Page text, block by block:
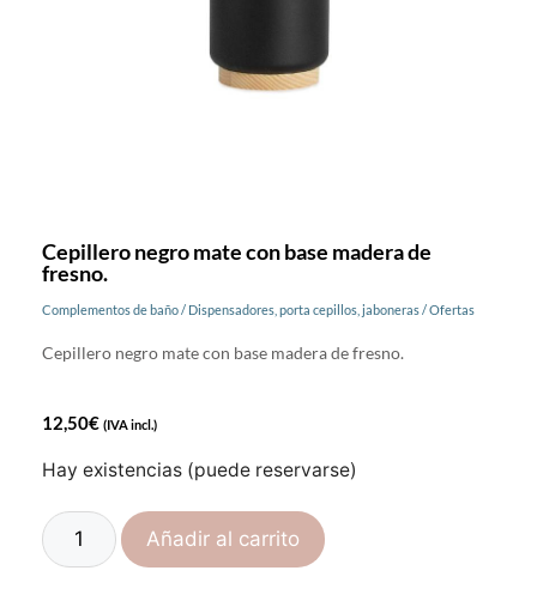
Cepillero negro mate con base madera de
fresno.
Complementos de baño / Dispensadores, porta cepillos, jaboneras /Ofertas
Cepillero negro mate con base madera de fresno.
12,50€ (IVA incl.)
Hay existencias (puede reservarse)
Añadir al carrito